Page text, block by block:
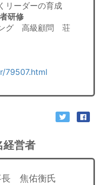
リーダーの育成
研修
ング 高級顧問 荘
79507.html
経営者
長 焦佑衡氏